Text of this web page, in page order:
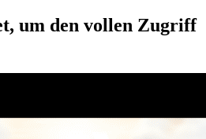
um den vollen Zugriff